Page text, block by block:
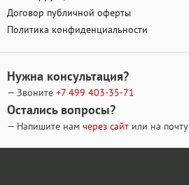
Договор публичной оферты
Политика конфиденциальности
Нужна консультация?
— Звоните +7 499 403-35-71
Остались вопросы?
— Напишите нам через сайт или на почту